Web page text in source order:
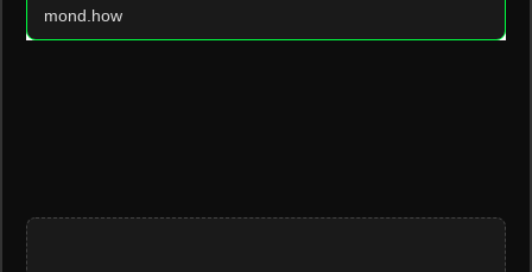
mond.how